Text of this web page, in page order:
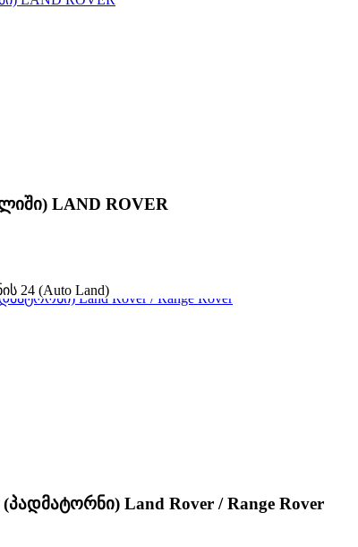
LAND ROVER
24 (Auto Land)
Land Rover / Range Rover